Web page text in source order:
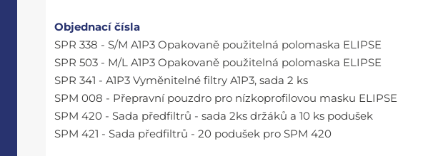
Objednací čísla
SPR 338 - S/M A1P3 Opakovaně použitelná polomaska ELIPSE
SPR 503 - M/L A1P3 Opakovaně použitelná polomaska ELIPSE
SPR 341 - A1P3 Vyměnitelné filtry A1P3, sada 2 ks
SPM 008 - Přepravní pouzdro pro nízkoprofilovou masku ELIPSE
SPM 420 - Sada předfiltrů - sada 2ks držáků a 10 ks podušek
SPM 421 - Sada předfiltrů - 20 podušek pro SPM 420